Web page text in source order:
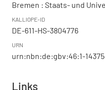
Bremen : Staats- und
KALLIOPE-ID
DE-611-HS-3804776
URN
urn:nbn:de:gbv:46:1-
Links